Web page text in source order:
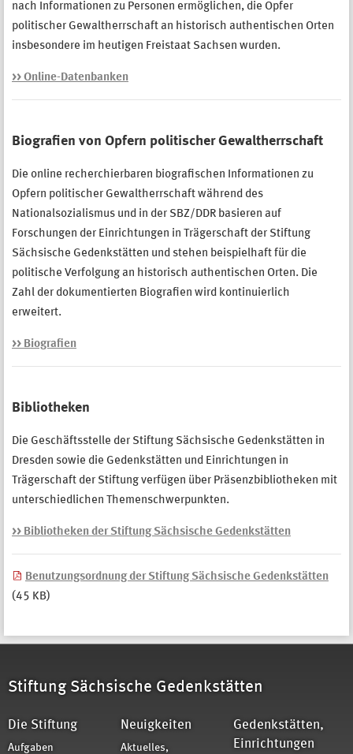
nach Informationen zu Personen ermöglichen, die Opfer
politischer Gewaltherrschaft an historisch authentischen Orten
insbesondere im heutigen Freistaat Sachsen wurden.
>> Online-Datenbanken
Biografien von Opfern politischer Gewaltherrschaft
Die online recherchierbaren biografischen Informationen zu
Opfern politischer Gewaltherrschaft während des
Nationalsozialismus und in der SBZ/DDR basieren auf
Forschungen der Einrichtungen in Trägerschaft der Stiftung
Sächsische Gedenkstätten und stehen beispielhaft für die
politische Verfolgung an historisch authentischen Orten. Die
Zahl der dokumentierten Biografien wird kontinuierlich
erweitert.
>> Biografien
Bibliotheken
Die Geschäftsstelle der Stiftung Sächsische Gedenkstätten in
Dresden sowie die Gedenkstätten und Einrichtungen in
Trägerschaft der Stiftung verfügen über Präsenzbibliotheken mit
unterschiedlichen Themenschwerpunkten.
>> Bibliotheken der Stiftung Sächsische Gedenkstätten
Benutzungsordnung der Stiftung Sächsische Gedenkstätten
(45 KB)
Stiftung Sächsische Gedenkstätten
Die Stiftung
Aufgaben
Neuigkeiten
Aktuelles,
Gedenkstätten,
Einrichtungen